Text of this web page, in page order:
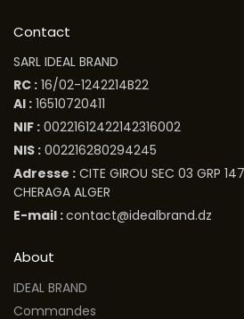
Contact
SARL IDEAL BRAND
RC : 16/02-1242214B22
AI : 16510720411
NIF : 00221612422142316002
NIS : 002216280294245
Adresse : CITE GIROU SEC 03 GRP
CHERAGA ALGER
E-mail :contact@idealbrand.dz
About
IDEAL BRAND
Commandes